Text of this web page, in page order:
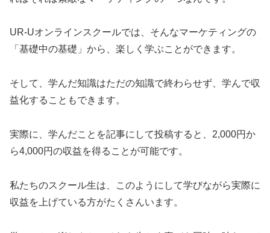
UR-Uオンラインスクールでは、そんなマーケティングの
「基礎中の基礎」から、楽しく学ぶことができます。
そして、学んだ知識はただの知識で終わらせず、学んで収
益化することもできます。
実際に、学んだことを記事にして投稿すると、2,000円か
ら4,000円の収益を得ることが可能です。
私たちのスクール生は、このようにして学びながら実際に
収益を上げている方がたくさんいます。